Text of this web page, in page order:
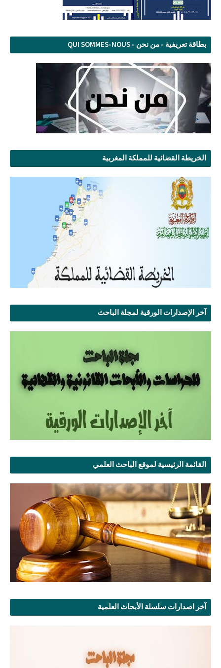
بطاقة تعريفية - من نحن - QUI SOMMES-NOUS
الخريطة القضائية للمملكة المغربية
آخر الإصدارات الورقية لمجلة الباحث
القائمة الرئيسية لموقع الباحث العلمي
آخر اصدارات سلسلة الأبحاث العلمية